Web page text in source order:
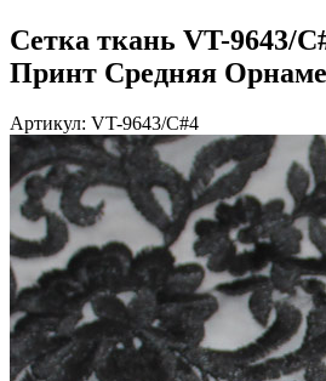
Сетка ткань VT-9643/
Принт Средняя
Артикул: VT-9643/C#4